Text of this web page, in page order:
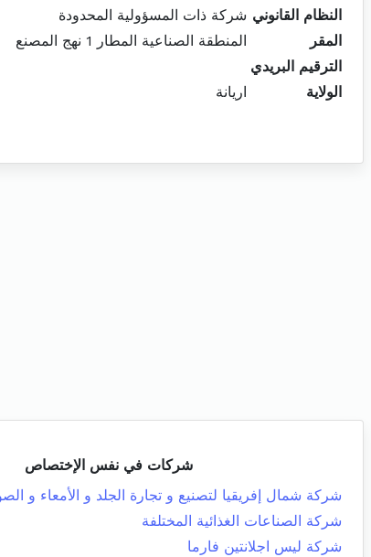
النظام القانوني شركة ذات المسؤولية المحدودة
المقر
المنطقة الصناعية المطار 1 نهج المصنع
الترقيم البريدي
الولاية
اريانة
شركات في نفس الإختصاص
شركة شمال إفريقيا لتصنيع و تجارة الجلد و الأمعاء و
شركة الصناعات الغذائية المختلفة
شركة ليس اجلانتين فارما